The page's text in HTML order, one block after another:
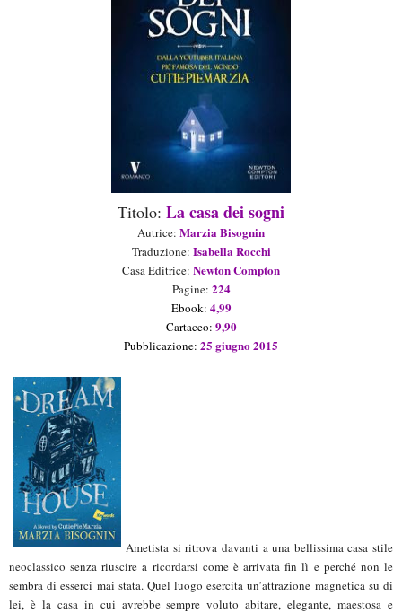
Titolo: La casa dei sogni
Autrice: Marzia Bisognin
Traduzione: Isabella Rocchi
Casa Editrice: Newton Compton
Pagine: 224
Ebook: 4,99
Cartaceo: 9,90
Pubblicazione: 25 giugno 2015
Ametista si ritrova davanti a una bellissima casa stile
neoclassico senza riuscire a ricordarsi come è arrivata fin lì e perché non le
sembra di esserci mai stata. Quel luogo esercita un’attrazione magnetica su di
lei, è la casa in cui avrebbe sempre voluto abitare, elegante, maestosa e